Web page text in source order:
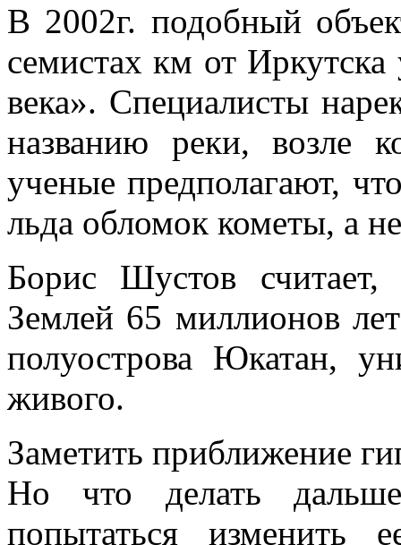
В 2002г. подобный
семистах км от
века». Специалисты
названию реки, возле
ученые предполагают,
льда обломок кометы, а
Борис Шустов считает,
Землей 65 миллионов
полуострова Юкатан,
живого.
Заметить приближение
Но что делать
попытаться изменить